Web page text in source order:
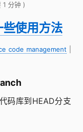
1 分钟 )
使用方法
code management
码库到HEAD分支